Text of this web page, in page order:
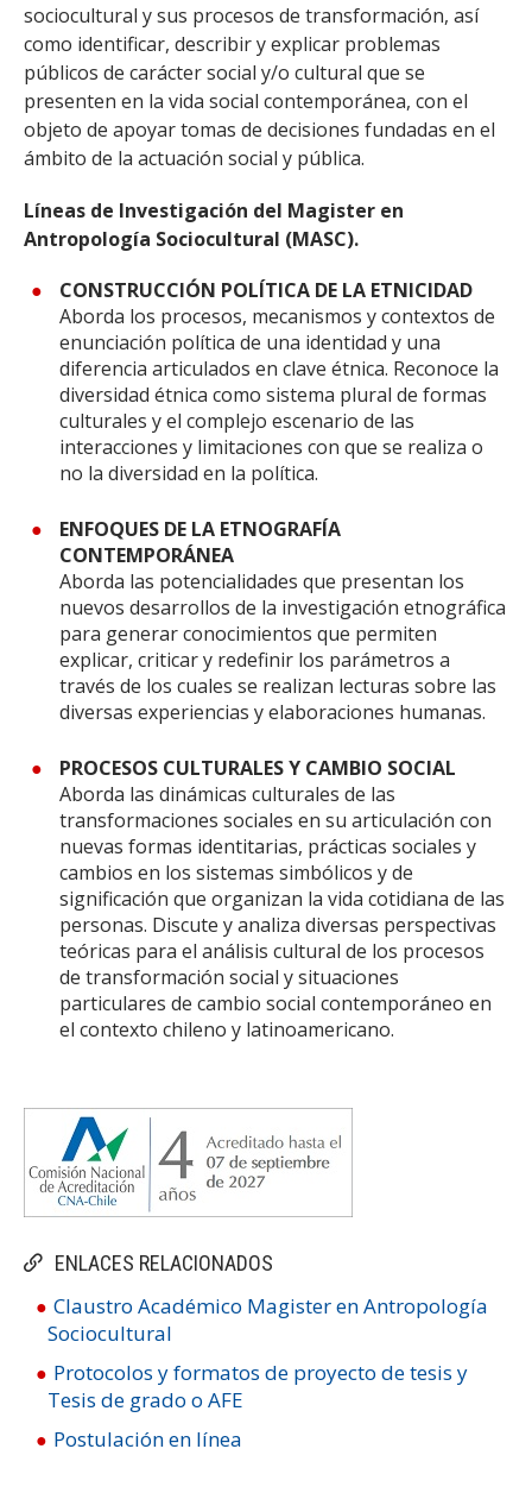
ENLACES RELACIONADOS
Claustro Académico Magister en Antropología
Sociocultural
Protocolos y formatos de proyecto de tesis y
Tesis de grado o AFE
Postulación en línea
sociocultural y sus procesos de transformación, así
como identificar, describir y explicar problemas
públicos de carácter social y/o cultural que se
presenten en la vida social contemporánea, con el
objeto de apoyar tomas de decisiones fundadas en el
ámbito de la actuación social y pública.
Líneas de Investigación del Magister en
Antropología Sociocultural (MASC).
CONSTRUCCIÓN POLÍTICA DE LA ETNICIDAD
Aborda los procesos, mecanismos y contextos de
enunciación política de una identidad y una
diferencia articulados en clave étnica. Reconoce la
diversidad étnica como sistema plural de formas
culturales y el complejo escenario de las
interacciones y limitaciones con que se realiza o
no la diversidad en la política.
ENFOQUES DE LA ETNOGRAFÍA
CONTEMPORÁNEA
Aborda las potencialidades que presentan los
nuevos desarrollos de la investigación etnográfica
para generar conocimientos que permiten
explicar, criticar y redefinir los parámetros a
través de los cuales se realizan lecturas sobre las
diversas experiencias y elaboraciones humanas.
PROCESOS CULTURALES Y CAMBIO SOCIAL
Aborda las dinámicas culturales de las
transformaciones sociales en su articulación con
nuevas formas identitarias, prácticas sociales y
cambios en los sistemas simbólicos y de
significación que organizan la vida cotidiana de las
personas. Discute y analiza diversas perspectivas
teóricas para el análisis cultural de los procesos
de transformación social y situaciones
particulares de cambio social contemporáneo en
el contexto chileno y latinoamericano.